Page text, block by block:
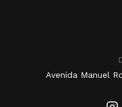
Avenida Manuel